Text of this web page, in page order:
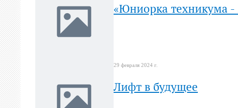
«Юниорка техникума -
29 февраля 2024 г.
Лифт в будущее